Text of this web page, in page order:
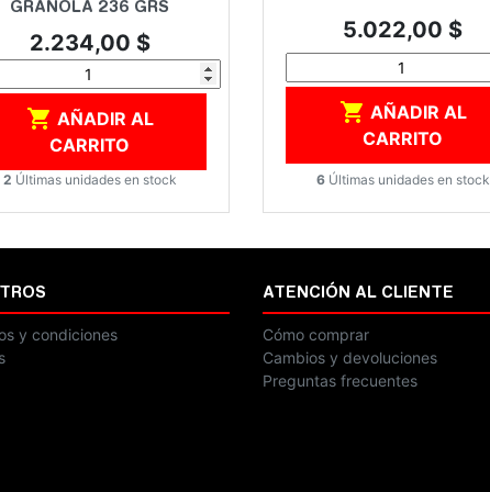
GRANOLA 236 GRS
Precio
2.234,00 $

CARRITO
2 Últimas unidades en stock
Precio
5.022,00 $

CARRITO
6 Últimas unidades en stock
y condiciones
ATENCIÓN AL CLIENTE
Cómo comprar
Cambios y devoluciones
Preguntas frecuentes